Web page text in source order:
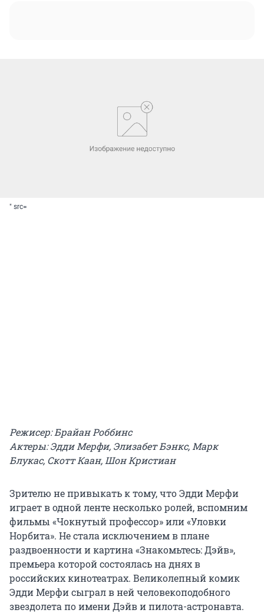
" src=
Режисер: Брайан Роббинс
Актеры: Эдди Мерфи, Элизабет Бэнкс, Марк
Блукас, Скотт Каан, Шон Кристиан
Зрителю не привыкать к тому, что Эдди Мерфи
играет в одной ленте несколько ролей, вспомним
фильмы «Чокнутый профессор» или «Уловки
Норбита». Не стала исключением в плане
раздвоенности и картина «Знакомьтесь: Дэйв»,
премьера которой состоялась на днях в
российских кинотеатрах. Великолепный комик
Эдди Мерфи сыграл в ней человекоподобного
звездолета по имени Дэйв и пилота-астронавта.